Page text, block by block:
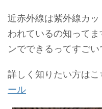
近赤外線は紫外線カ
われているの知って
ンでできるってすごい
詳しく知りたい方は
ール